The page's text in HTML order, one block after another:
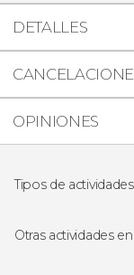
DETALLES
OPINIONES
Tipos de
Excursiones
Otras actividades